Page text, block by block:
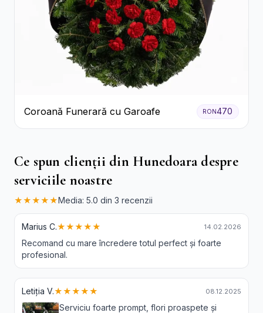
Coroană Funerară cu Garoafe RON470
Ce spun clienții din Hunedoara despre
serviciile noastre
★★★★★Media: 5.0 din 3 recenzii
Marius C.★★★★★ 14.02.2026
Recomand cu mare încredere totul perfect și foarte
profesional.
Letiția V.★★★★★ 08.12.2025
Serviciu foarte prompt, flori proaspete și